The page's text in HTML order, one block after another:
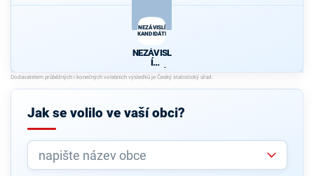
NEZÁVISLÍ
KANDIDÁTI
NEZÁVISL
Í
KANDIDÁT
I
Jak se volilo ve vaší obci?